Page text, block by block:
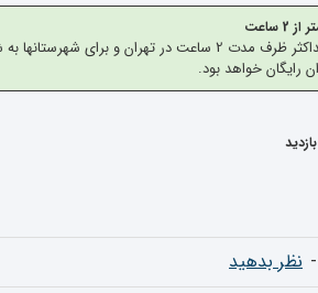
از زمان سفارش این کالا حداکثر ظرف مدت 2
رایگان خواهد بود.
- نظر بدهید